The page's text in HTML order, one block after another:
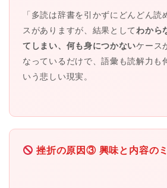
「多読は辞書を引かずにどんどん読
スがありますが、結果として わから
てしまい、何も身につかないケース
なっているだけで、語彙も読解力も
いう悲しい現実。
挫折の原因③ 興味と内容の